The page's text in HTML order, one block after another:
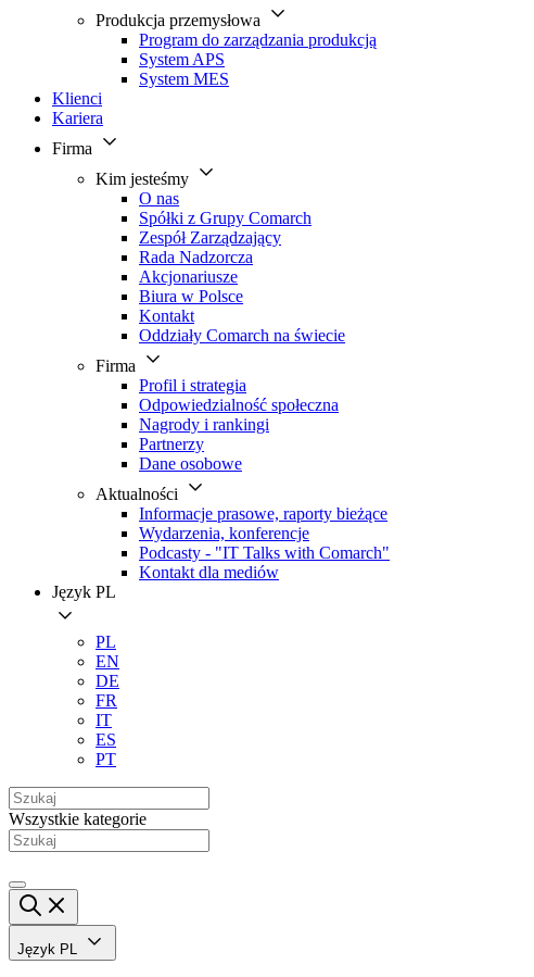
Produkcja przemysłowa
Program do zarządzania produkcją
System APS
System MES
Klienci
Kariera
Firma
Kim jesteśmy
O nas
Spółki z Grupy Comarch
Zespół Zarządzający
Rada Nadzorcza
Akcjonariusze
Biura w Polsce
Kontakt
Oddziały Comarch na świecie
Firma
Profil i strategia
Odpowiedzialność społeczna
Nagrody i rankingi
Partnerzy
Dane osobowe
Aktualności
Informacje prasowe, raporty bieżące
Wydarzenia, konferencje
Podcasty - "IT Talks with Comarch"
Kontakt dla mediów
Język PL
PL
EN
DE
FR
IT
ES
PT
Wszystkie kategorie
Język PL